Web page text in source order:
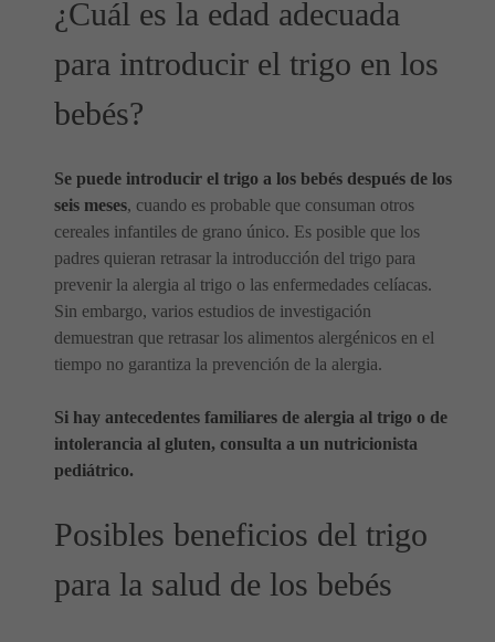
¿Cuál es la edad adecuada
para introducir el trigo en los
bebés?
Se puede introducir el trigo a los bebés después de los
seis meses, cuando es probable que consuman otros
cereales infantiles de grano único. Es posible que los
padres quieran retrasar la introducción del trigo para
prevenir la alergia al trigo o las enfermedades celíacas.
Sin embargo, varios estudios de investigación
demuestran que retrasar los alimentos alergénicos en el
tiempo no garantiza la prevención de la alergia.
Si hay antecedentes familiares de alergia al trigo o de
intolerancia al gluten, consulta a un nutricionista
pediátrico.
Posibles beneficios del trigo
para la salud de los bebés